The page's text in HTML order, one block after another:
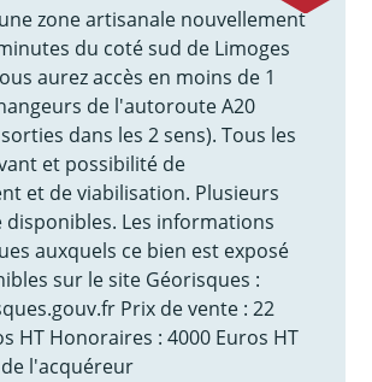
zone artisanale nouvellement
du coté sud de Limoges
aurez accès en moins de 1
de l'autoroute A20
dans les 2 sens). Tous les
et possibilité de
et de viabilisation. Plusieurs
disponibles. Les informations
auxquels ce bien est exposé
sur le site Géorisques :
Prix de vente : 22
HT Honoraires : 4000 Euros HT
l'acquéreur